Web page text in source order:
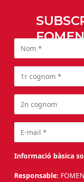
Informació bàsica
Responsable: